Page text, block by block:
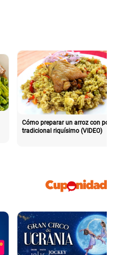
Cómo preparar un arroz con pollo
tradicional riquísimo (VIDEO)